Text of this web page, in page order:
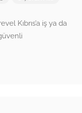
Kıbrıs’a iş ya da